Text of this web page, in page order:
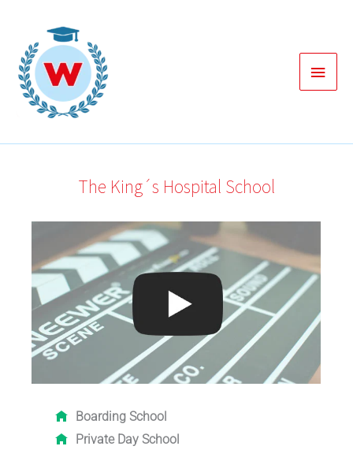
springen
The King´s Hospital School
Boarding School
Private Day School